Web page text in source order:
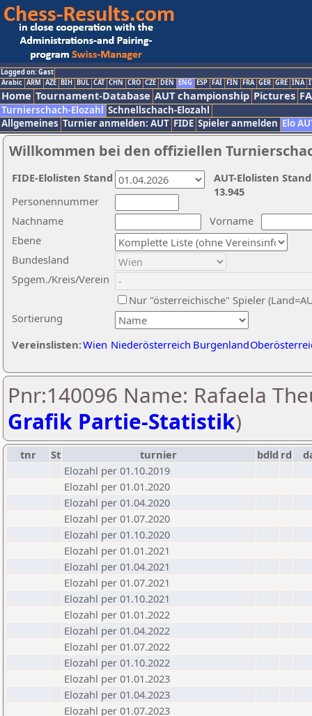
Logged on: Gast
Arabic ARM AZE BIH BUL CAT CHN CRO CZE DEN ENG ESP FAI FIN FRA GER GRE INA
Home Tournament-Database AUT championship Pictures
Turnierschach-Elozahl Schnellschach-Elozahl
Allgemeines Turnier anmelden: AUT FIDE Spieler anmelden Elo
Willkommen bei den offiziellen
Nachname
Vorname
Ebene
Sortierung
Personennummer
Bundesland
Spgem./Kreis/Verein
Nur "österreichische" Spieler
Vereinslisten:Wien Niederösterreich Burgenland
AUT-Elolisten
13.945
FIDE-Elolisten Stand
Pnr:140096 Name: Rafaela
Grafik Partie-Statistik)
tnr St turnier bdld rd
Elozahl per 01.10.2019
Elozahl per 01.01.2020
Elozahl per 01.04.2020
Elozahl per 01.07.2020
Elozahl per 01.10.2020
Elozahl per 01.01.2021
Elozahl per 01.04.2021
Elozahl per 01.07.2021
Elozahl per 01.10.2021
Elozahl per 01.01.2022
Elozahl per 01.04.2022
Elozahl per 01.07.2022
Elozahl per 01.10.2022
Elozahl per 01.01.2023
Elozahl per 01.04.2023
Elozahl per 01.07.2023